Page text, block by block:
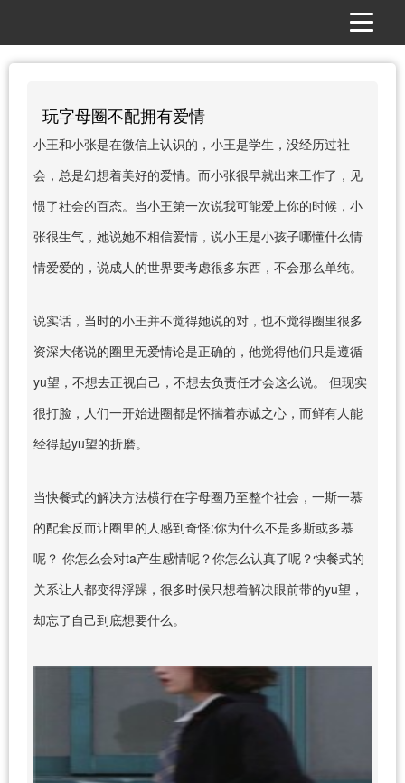
玩字母圈不配拥有爱情
小王和小张是在微信上认识的，小王是学生，没经历过社
会，总是幻想着美好的爱情。而小张很早就出来工作了，见
惯了社会的百态。当小王第一次说我可能爱上你的时候，小
张很生气，她说她不相信爱情，说小王是小孩子哪懂什么情
情爱爱的，说成人的世界要考虑很多东西，不会那么单纯。
说实话，当时的小王并不觉得她说的对，也不觉得圈里很多
资深大佬说的圈里无爱情论是正确的，他觉得他们只是遵循
yu望，不想去正视自己，不想去负责任才会这么说。 但现实
很打脸，人们一开始进圈都是怀揣着赤诚之心，而鲜有人能
经得起yu望的折磨。
当快餐式的解决方法横行在字母圈乃至整个社会，一斯一慕
的配套反而让圈里的人感到奇怪:你为什么不是多斯或多慕
呢？ 你怎么会对ta产生感情呢？你怎么认真了呢？快餐式的
关系让人都变得浮躁，很多时候只想着解决眼前带的yu望，
却忘了自己到底想要什么。